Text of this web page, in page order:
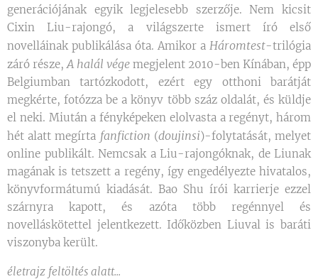
generációjának egyik legjelesebb szerzője. Nem kicsit
Cixin Liu-rajongó, a világszerte ismert író első
novelláinak publikálása óta. Amikor a Háromtest-trilógia
záró része,A halál vége megjelent 2010-ben Kínában, épp
Belgiumban tartózkodott, ezért egy otthoni barátját
megkérte, fotózza be a könyv több száz oldalát, és küldje
el neki. Miután a fényképeken elolvasta a regényt, három
hét alatt megírta fanfiction (doujinsi)-folytatását, melyet
online publikált. Nemcsak a Liu-rajongóknak, de Liunak
magának is tetszett a regény, így engedélyezte hivatalos,
könyvformátumú kiadását. Bao Shu írói karrierje ezzel
szárnyra kapott, és azóta több regénnyel és
novelláskötettel jelentkezett. Időközben Liuval is baráti
viszonyba került.
életrajz feltöltés alatt...